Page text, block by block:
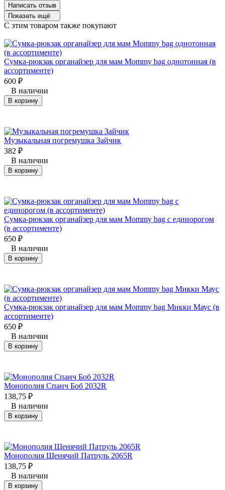
Написать отзыв
Показать ещё
C этим товаром также покупают
Сумка-рюкзак органайзер для мам Mommy bag однотонная (в
ассортименте)
600 ₽
В наличии
В корзину
Музыкальная погремушка Зайчик
382 ₽
В наличии
В корзину
Сумка-рюкзак органайзер для мам Mommy bag с единорогом
(в ассортименте)
650 ₽
В наличии
В корзину
Сумка-рюкзак органайзер для мам Mommy bag Микки Маус (в
ассортименте)
650 ₽
В наличии
В корзину
Монополия Спанч Боб 2032R
138,75 ₽
В наличии
В корзину
Монополия Щенячий Патруль 2065R
138,75 ₽
В наличии
В корзину